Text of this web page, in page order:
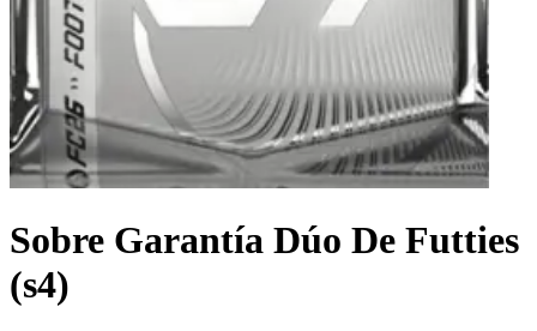
Sobre Garantía Dúo De Futties
(s4)